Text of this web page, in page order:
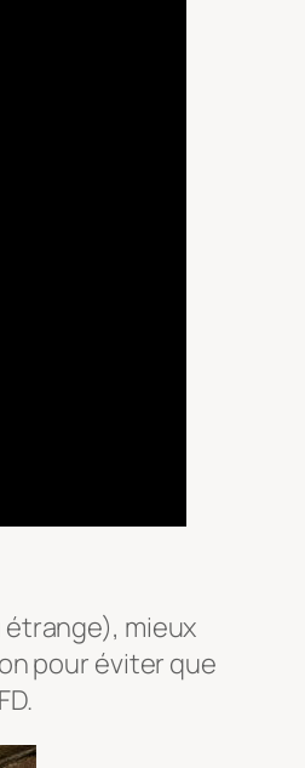
étrange), mieux
pour éviter que